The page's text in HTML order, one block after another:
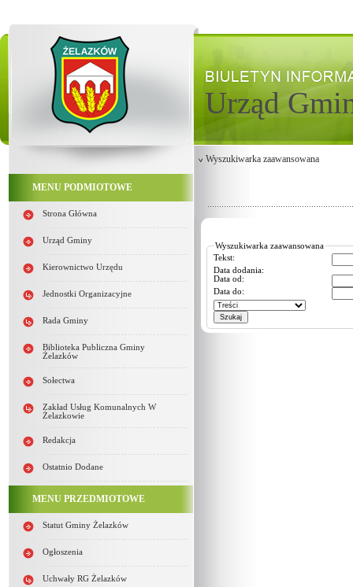
Urząd
MENU PODMIOTOWE
Strona Główna
Urząd Gminy
Kierownictwo Urzędu
Jednostki Organizacyjne
Rada Gminy
Biblioteka Publiczna Gminy
Żelazków
Sołectwa
Zakład Usług Komunalnych W
Żelazkowie
Redakcja
Ostatnio Dodane
MENU PRZEDMIOTOWE
Statut Gminy Żelazków
Ogłoszenia
Uchwały RG Żelazków
Wyszukiwarka zaawansowana
Wyszukiwarka zaawansowana
Tekst:
Data dodania:
Data od:
Data do: